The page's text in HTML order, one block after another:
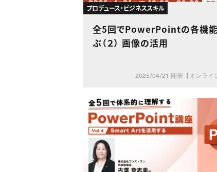
プロデュース・ビジネススキル
全5回でPowerPointの各機
ぶ（２） 画像の活用
2025/04/21 開催【オンライ